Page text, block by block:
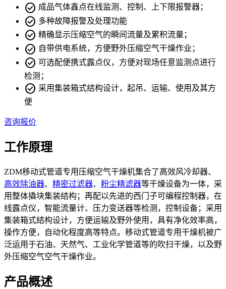
check_circle 成品气体鑫点在线监测、控制、上下限报警器；
check_circle 多种故障报警及处理功能
check_circle 精确显示压缩空气的瞬间流量及累积流量；
check_circle 自带供电系统，方便野外压缩空气干燥作业；
check_circle 可选配便携式露点仪，方便对现场任意监测点进行
检测；
check_circle 采用集装箱式结构设计，起吊、运输、使用及其方
便
咨询报价
工作原理
ZDM移动式管道专用压缩空气干燥机集合了高效风冷却器、
高效除油器、 精密过滤器、 粉尘精滤器等干燥设备为一体，采
用整体撬块集装结构；再配以先进的西门子可编程控制器，在
线露点仪，智能流量计、压力变送器等检测，控制设备；采用
集装箱式结构设计，方便运输及野外使用，具有净化效率高，
操作方便，自动化程度高等特点。移动式管道专用干燥机被广
泛运用于石油、天然气、工业化学管道等的吹扫干燥，以及野
外压缩空气空气干燥作业。
产品概述